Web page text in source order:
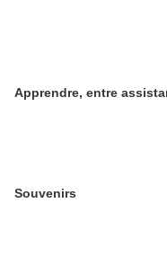
Apprendre, entre
Souvenirs